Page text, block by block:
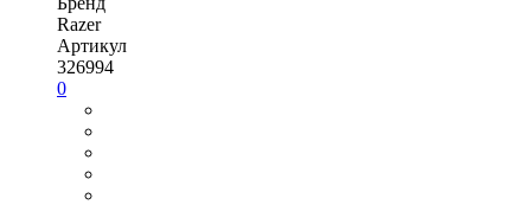
Razer
Артикул
326994
0